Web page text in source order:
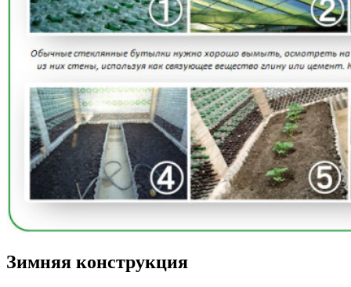
Зимняя конструкция